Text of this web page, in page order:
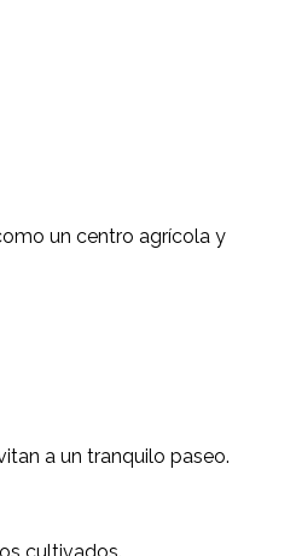
un centro agrícola y
a un tranquilo paseo.